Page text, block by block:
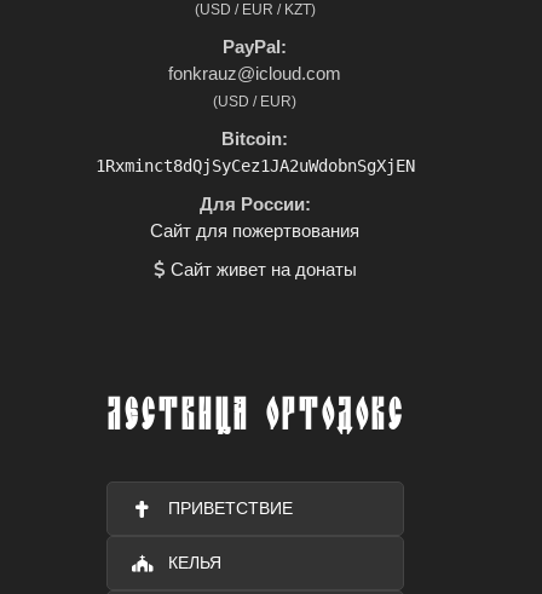
(USD / EUR / KZT)
PayPal:
fonkrauz@icloud.com
(USD / EUR)
Bitcoin:
1Rxminct8dQjSyCez1JA2uWdobnSgXjEN
Для России:
Сайт для пожертвования
Сайт живет на донаты
ЛЕСТВИЦА ОРТОДОКС
ПРИВЕТСТВИЕ
КЕЛЬЯ